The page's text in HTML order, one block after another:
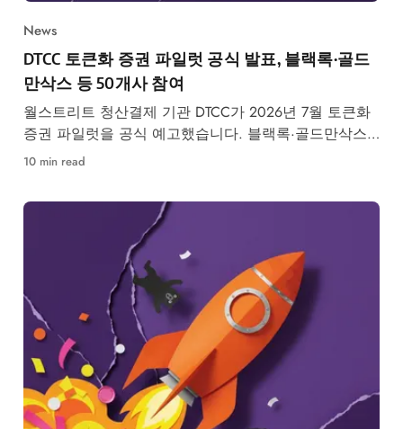
News
DTCC 토큰화 증권 파일럿 공식 발표, 블랙록·골드
만삭스 등 50개사 참여
월스트리트 청산결제 기관 DTCC가 2026년 7월 토큰화
증권 파일럿을 공식 예고했습니다. 블랙록·골드만삭스
등 50개사 참여, RWA 시장 구조 변화가 본격화됩니다.
10 min read